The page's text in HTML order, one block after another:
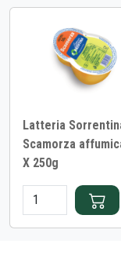
Latteria
Scamorza
X 250g